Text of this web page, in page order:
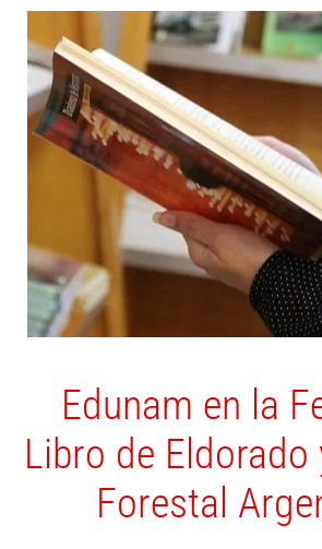
Edunam en la
Libro de Eldorado
Forestal